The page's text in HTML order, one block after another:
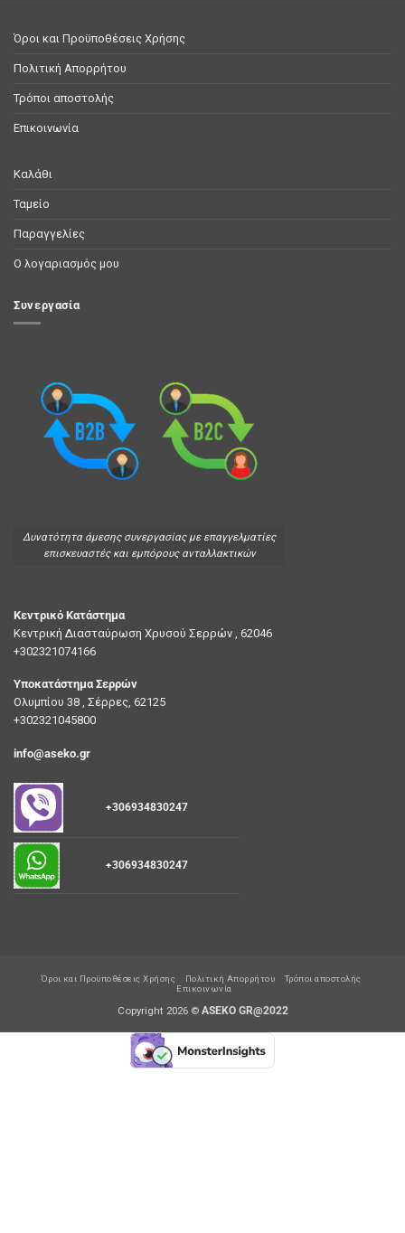
Όροι και Προϋποθέσεις Χρήσης
Πολιτική Απορρήτου
Τρόποι αποστολής
Επικοινωνία
Καλάθι
Ταμείο
Παραγγελίες
Ο λογαριασμός μου
Συνεργασία
Δυνατότητα άμεσης συνεργασίας με επαγγελματίες
επισκευαστές και εμπόρους ανταλλακτικών
Κεντρικό Κατάστημα
Κεντρική Διασταύρωση Χρυσού Σερρών , 62046
+302321074166
Υποκατάστημα Σερρών
Ολυμπίου 38 , Σέρρες, 62125
+302321045800
info@aseko.gr
+306934830247
+306934830247
Όροι και Προϋποθέσεις Χρήσης Πολιτική Απορρήτου
Τρόποι αποστολής
Επικοινωνία
Copyright 2026 © ASEKO GR@2022